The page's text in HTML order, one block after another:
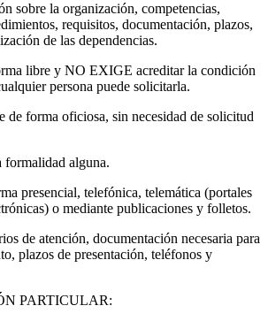
sobre la organización, competencias,
requisitos, documentación, plazos,
de las dependencias.
libre y NO EXIGE acreditar la condición
persona puede solicitarla.
de forma oficiosa, sin necesidad de solicitud
formalidad alguna.
presencial, telefónica, telemática (portales
o mediante publicaciones y folletos.
de atención, documentación necesaria para
plazos de presentación, teléfonos y
PARTICULAR: